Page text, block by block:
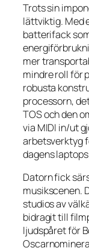
Trots sin
lättviktig. Med
batterifack
mer
mindre roll för
robusta
processorn,
TOS och den
via MIDI in/ut
arbetsverktyg
dagens
Datorn fick
musikscenen.
studios av
bidragit till
ljudspåret för